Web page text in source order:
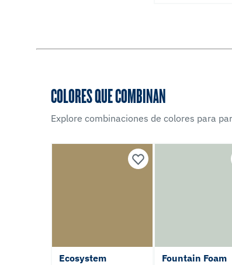
COLORES QUE COMBINAN
Explore combinaciones de colores para
Ecosystem Fountain Foam